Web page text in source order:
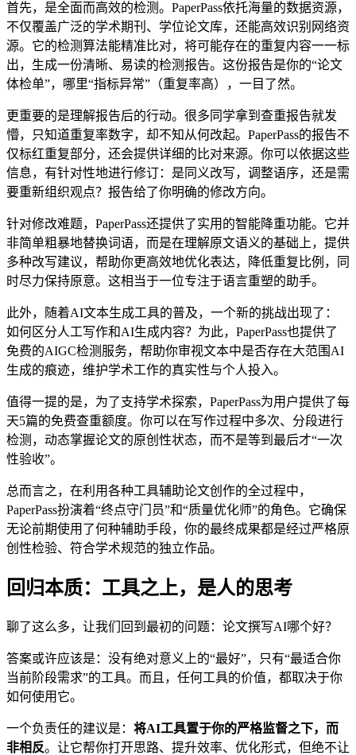
首先，是全面而高效的检测。PaperPass依托海量的数据资源，
不仅覆盖广泛的学术期刊、学位论文库，还能高效识别网络资
源。它的检测算法能精准比对，将可能存在的重复内容一一标
出，生成一份清晰、易读的检测报告。这份报告是你的“论文
体检单”，哪里“指标异常”（重复率高），一目了然。
更重要的是理解报告后的行动。很多同学拿到查重报告就发
懵，只知道重复率数字，却不知从何改起。PaperPass的报告不
仅标红重复部分，还会提供详细的比对来源。你可以依据这些
信息，有针对性地进行修订：是同义改写，调整语序，还是需
要重新组织观点？报告给了你明确的修改方向。
针对修改难题，PaperPass还提供了实用的智能降重功能。它并
非简单粗暴地替换词语，而是在理解原文语义的基础上，提供
多种改写建议，帮助你更高效地优化表达，降低重复比例，同
时尽力保持原意。这相当于一位专注于语言重塑的助手。
此外，随着AI文本生成工具的普及，一个新的挑战出现了：
如何区分人工写作和AI生成内容？为此，PaperPass也提供了
免费的AIGC检测服务，帮助你审视文本中是否存在大范围AI
生成的痕迹，维护学术工作的真实性与个人投入。
值得一提的是，为了支持学术探索，PaperPass为用户提供了每
天5篇的免费查重额度。你可以在写作过程中多次、分段进行
检测，动态掌握论文的原创性状态，而不是等到最后才“一次
性验收”。
总而言之，在利用各种工具辅助论文创作的全过程中，
PaperPass扮演着“终点守门员”和“质量优化师”的角色。它确保
无论前期使用了何种辅助手段，你的最终成果都是经过严格原
创性检验、符合学术规范的独立作品。
回归本质：工具之上，是人的思考
聊了这么多，让我们回到最初的问题：论文撰写AI哪个好？
答案或许应该是：没有绝对意义上的“最好”，只有“最适合你
当前阶段需求”的工具。而且，任何工具的价值，都取决于你
如何使用它。
一个负责任的建议是： 将AI工具置于你的严格监督之下，而
非相反。让它帮你打开思路、提升效率、优化形式，但绝不让